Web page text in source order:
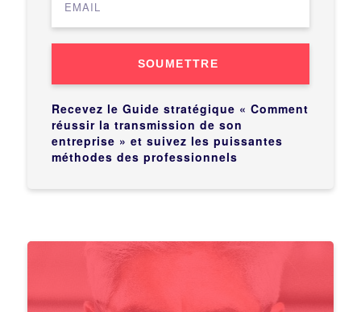
SOUMETTRE
Recevez le Guide stratégique « Comment
réussir la transmission de son
entreprise » et suivez les puissantes
méthodes des professionnels